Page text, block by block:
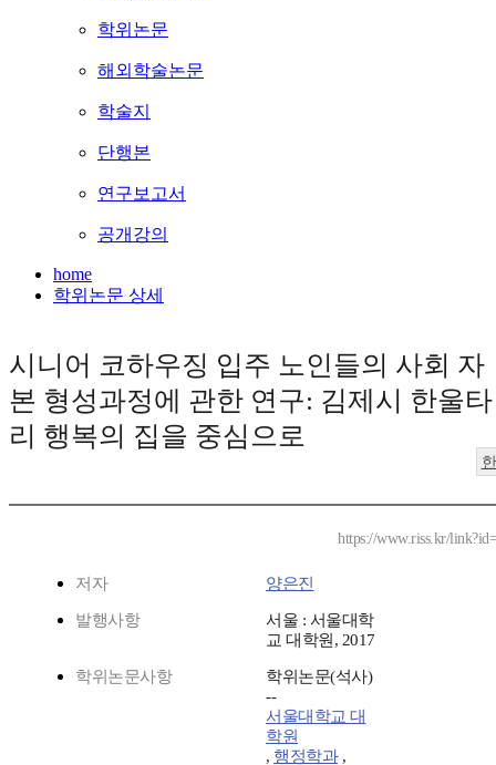
학위논문
해외학술논문
학술지
단행본
연구보고서
공개강의
home
학위논문 상세
시니어 코하우징 입주 노인들의 사회 자
본 형성과정에 관한 연구: 김제시 한울타
리 행복의 집을 중심으로
https://www.riss.kr/
저자 양은진
발행사항
서울 : 서울대학
교 대학원, 2017
학위논문사항
학위논문(석사)
--
서울대학교 대
학원
, 행정학과,